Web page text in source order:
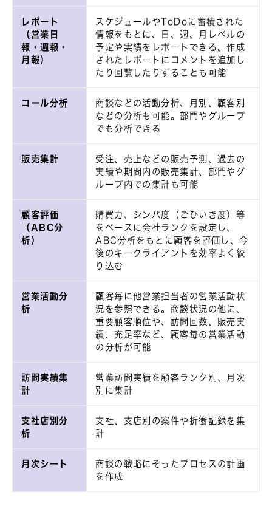
レポート
（営業日
報・週報・
月報）
スケジュールやToDoに蓄積された
情報をもとに、日、週、月レベルの
予定や実績をレポートできる。作成
されたレポートにコメントを追加し
たり回覧したりすることも可能
コール分析
商談などの活動分析、月別、顧客別
などの分析も可能。部門やグループ
でも分析できる
販売集計
受注、売上などの販売予測、過去の
実績や期間内の販売集計、部門やグ
ループ内での集計も可能
顧客評価
（ABC分
析）
購買力、シンパ度（ごひいき度）等
をベースに会社ランクを設定し、
ABC分析をもとに顧客を評価し、今
後のキークライアントを効率よく絞
り込む
営業活動分
析
顧客毎に他営業担当者の営業活動状
況を参照できる。商談状況の他に、
重要顧客順位や、訪問回数、販売実
績、充足率など、顧客毎の営業活動
の分析が可能
訪問実績集
計
営業訪問実績を顧客ランク別、月次
別に集計
支社店別分
析
支社、支店別の案件や折衝記録を集
計
月次シート
商談の戦略にそったプロセスの計画
を作成